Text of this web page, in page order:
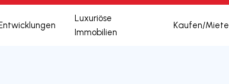
Luxuriöse
Immobilien
Kaufen/Miete